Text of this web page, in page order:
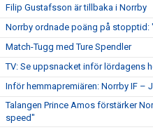
Filip Gustafsson är tillbaka i Norrby
Norrby ordnade poäng på stopptid:
Match-Tugg med Ture Spendler
TV: Se uppsnacket inför lördagens
Inför hemmapremiären: Norrby IF –
Talangen Prince Amos förstärker
speed"